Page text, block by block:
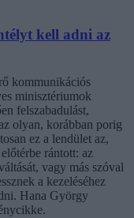
kell adni az
kommunikációs
minisztériumok
felszabadulást,
olyan, korábban porig
ez a lendület az,
rántott: az
vagy más szóval
a kezeléséhez
Hana György